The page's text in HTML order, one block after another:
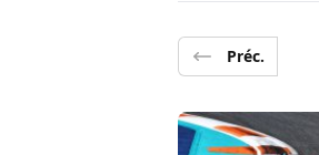
Préc.